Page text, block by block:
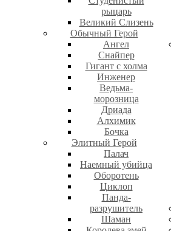
рыцарь
Великий Слизень
Обычный Герой
Ангел
Снайпер
Гигант с холма
Инженер
Ведьма-
морозница
Дриада
Алхимик
Бочка
Элитный Герой
Палач
Наемный убийца
Оборотень
Циклоп
Панда-
разрушитель
Шаман